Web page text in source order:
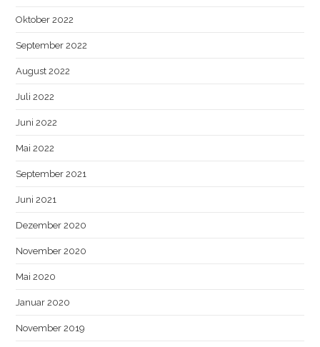
Oktober 2022
September 2022
August 2022
Juli 2022
Juni 2022
Mai 2022
September 2021
Juni 2021
Dezember 2020
November 2020
Mai 2020
Januar 2020
November 2019